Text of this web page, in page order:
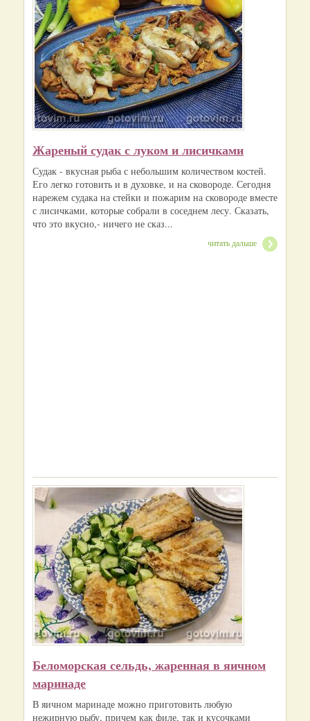
Жареный судак с луком и лисичками
Судак - вкусная рыба с небольшим количеством костей.
Его легко готовить и в духовке, и на сковороде. Сегодня
нарежем судака на стейки и пожарим на сковороде вместе
с лисичками, которые собрали в соседнем лесу. Сказать,
что это вкусно,- ничего не сказ...
читать дальше
Беломорская сельдь, жаренная в яичном
маринаде
В яичном маринаде можно приготовить любую
нежирную рыбу, причем как филе, так и кусочками